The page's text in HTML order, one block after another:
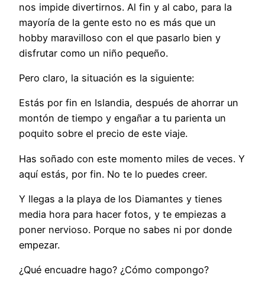
nos impide divertirnos. Al fin y al cabo, para la
mayoría de la gente esto no es más que un
hobby maravilloso con el que pasarlo bien y
disfrutar como un niño pequeño.
Pero claro, la situación es la siguiente:
Estás por fin en Islandia, después de ahorrar un
montón de tiempo y engañar a tu parienta un
poquito sobre el precio de este viaje.
Has soñado con este momento miles de veces. Y
aquí estás, por fin. No te lo puedes creer.
Y llegas a la playa de los Diamantes y tienes
media hora para hacer fotos, y te empiezas a
poner nervioso. Porque no sabes ni por donde
empezar.
¿Qué encuadre hago? ¿Cómo compongo?